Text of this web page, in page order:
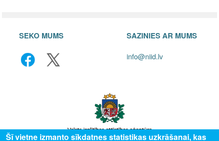
SEKO MUMS SAZINIES AR MUMS
info@niid.lv
Šī vietne izmanto sīkdatnes statistikas uzkrāšanai, kas